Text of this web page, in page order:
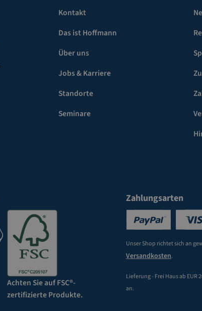
Kontakt
Das ist Hoffmann
Über uns
Jobs & Karriere
Standorte
Seminare
Achten Sie auf FSC®-
zertifizierte Produkte.
Zahlungsarten
Unser Shop richtet sich an
Versandkosten.
Lieferung - Frei Haus ab
an.